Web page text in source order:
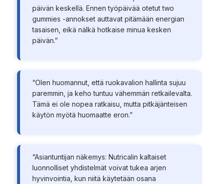
päivän keskellä. Ennen työpäivää otetut two
gummies -annokset auttavat pitämään energian
tasaisen, eikä nälkä hotkaise minua kesken
päivän.”
“Olen huomannut, että ruokavalion hallinta sujuu
paremmin, ja keho tuntuu vähemmän retkailevalta.
Tämä ei ole nopea ratkaisu, mutta pitkäjänteisen
käytön myötä huomaatte eron.”
“Asiantuntijan näkemys: Nutricalin kaltaiset
luonnolliset yhdistelmät voivat tukea arjen
hyvinvointia, kun niitä käytetään osana